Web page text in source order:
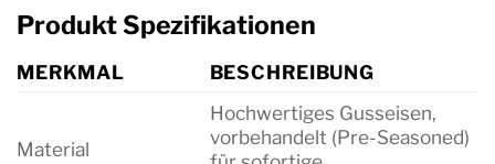
Produkt Spezifikationen
MERKMAL BESCHREIBUNG
Material
Hochwertiges Gusseisen,
vorbehandelt (Pre-Seasoned)